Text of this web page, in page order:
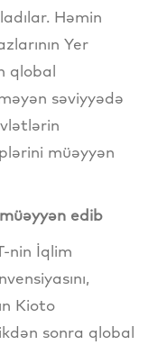
Həmin
Yer
qlobal
səviyyədə
müəyyən
edib
nin İqlim
Kioto
sonra qlobal